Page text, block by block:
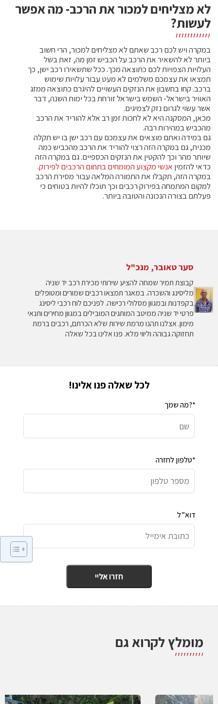
לא מצליחים למכור את הרכב- מה אפשר
לעשות?
במקרה ויש לכם רכב שאתם לא מצליחים למכור, הרי חשוב
ביותר לא להשאיר את הרכב על הכביש זמן מה, זאת בשל
העלויות הצפויות לכם כתוצאה מכך. ככל שתשאירו רכב ישן, כך
תמצאו את עצמכם משלמים לא מעט עבור עלויות שימוש
ברכב. קחו בחשבון את הנזקים העשויים להיגרם כתוצאה ממזג
האוויר בישראל- השמש בישראל זורחת בכל ימות השנה, דבר
אשר עשוי לגרום נזק לצמיגים.
מכאן, המסקנה היא לא לחכות זמן רב אלא להוריד את הרכב
מהכביש במהירות רבה.
גם במידה ואתם מוצאים את עצמכם עם רכב ישן בו יש תקלה
מכנית, גם במקרה הזה רצוי להוריד את הרכב מהכביש כמה
שיותר מהר וכך להקטין את הנזקים הכספיים. גם במקרה הזה
כדאי להזמין אנשי מקצוע המומחים בתחום הרכבים לפירוק.
במקרה הזה, תקבלו את התמורה המלאה עבור מסירת הרכב
למקום המתמחה בפירוק רכבים וכך תוכלו להיות בטוחים כי
פעלתם בצורה הנכונה והטובה ביותר.
סער טאובר, מנכ"ל
קבוצת תמיר שמחה להציע שירותי מכירת רכב יד שניה
מליסינג והשכרה. במאגר תמצאו רכבים שמורים ומטופלים
בקפדנות ובמגוון מסלולי רכישה. לפניכם לוח רכבי ליסינג
פרטי יד שניה ממיטב המותגים המובילים במגוון מחירים ותנאי
מימון. אצלנו תהנו מרמת שירות שלא הכרתם, רכבים ברמת
תחזוקה גבוהה וליווי מלא. פנו אלינו בכל שאלה
לכל שאלה פנו אלינו!
מה שמך?*
טלפון לחזרה*
דוא”ל
מומלץ לקרוא גם